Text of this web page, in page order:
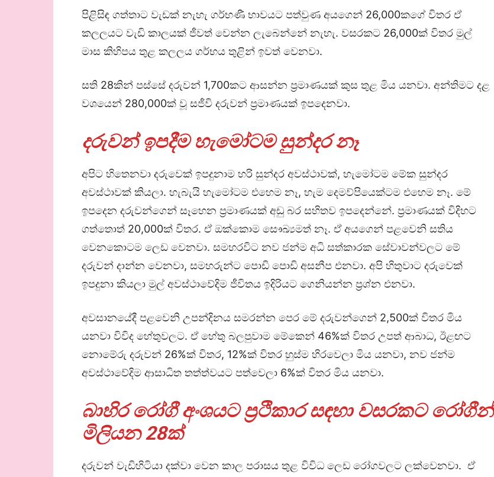
පිළිසිඳ ගත්තාට වැඩක් නැහැ ගර්භණී භාවයට පත්වුණ අයගෙන් 26,000කගේ විතර ඒ
කලලයට වැඩි කාලයක් ජීවත් වෙන්න ලැබෙන්නේ නැහැ. වසරකට 26‍,000ක් විතර මුල්
මාස කිහිපය තුළ කලලය ගර්භය තුළින් ඉවත් වෙනවා.
සති 28කින් පස්සේ දරුවන් 1,700කට ආසන්න ප්‍රමාණයක් කුස තුළ මිය යනවා. අන්තිමට දළ
වශයෙන් 280,000ක් වූ සජීවි දරුවන් ප්‍රමාණයක් ඉපදෙනවා.
දරුවන් ඉපදීම හැමෝටම සුන්දර නෑ
අපිට හිතෙනවා දරුවෙක් ඉපදුනාම හරි සුන්දර අවස්ථාවක්, හැමෝටම මේක සුන්දර
අවස්ථාවක් කියලා. හැබැයි හැමෝටම එහෙම නෑ‍, හැම දෙමව්පියෙක්ටම එහෙම නෑ. මේ
ඉපදෙන දරුවන්ගෙන් සෑහෙන ප්‍රමාණයක් අඩු බර සහිතව ඉපදෙන්නේ. ප්‍රමාණයක් විදිහට
ගත්තොත් 20,000ක් විතර. ඒ ඔක්කොම සෞඛ්‍යමත් නෑ. ඒ අයගෙන් පළවෙනි සතිය
වෙනකොටම ලෙඩ වෙනවා. සමහරවිට නව ජන්ම අධි සත්කාරක සේවාවන්වලට මේ
දරුවන් දාන්න වෙනවා, සමහරුන්ට පොඩි පොඩි අසනීප එනවා. අපි හිතුවාට දරුවෙක්
ඉපදුනා කියලා මුල් අවස්ථාවේදිම ජීවිතය ඉදිරියට ගෙනියන්න ප්‍රශ්න එනවා.
අවසානයේදී පළවෙනි උපන්දිනය සමරන්න පෙර මේ දරුවන්ගෙන් 2,500ක් විතර මිය
යනවා විවිද හේතුවලට. ඒ හේතු බලපුවාම මේකෙන් 46%ක් විතර උපත් ආබාධ, ඊළඟට
නොමේරු දරුවන් 26%ක් විතර, 12%ක් විතර හුස්ම හිරවෙලා මිය යනවා‍, නව ජන්ම
අවස්ථාවේදිම ආසාධිත තත්ත්වයට පත්වෙලා 6%ක් විතර මිය යනවා.
බාහිර රෝගී අංශයට ප්‍රථිකාර සඳහා වසරකට රෝගීන්
මිලියන 28ක්
දරුවන් වැඩිහිටියා දක්වා වෙන කාල පරාසය තුළ විවිධ ලෙඩ රෝගවලට ලක්වෙනවා. ඒ